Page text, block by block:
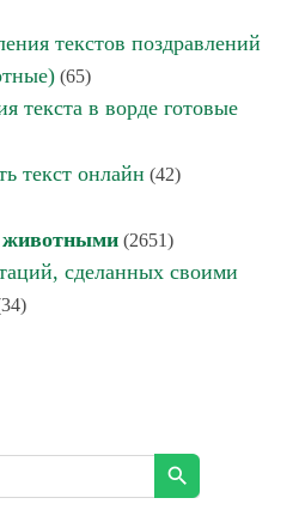
текстов поздравлений
(65)
текста в ворде готовые
текст онлайн (42)
животными (2651)
сделанных своими